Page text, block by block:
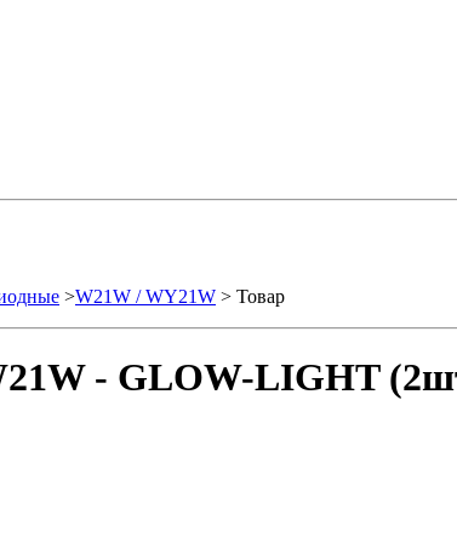
>W21W / WY21W > Товар
- GLOW-LIGHT